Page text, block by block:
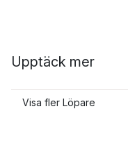
Upptäck mer
Visa fler Löpare